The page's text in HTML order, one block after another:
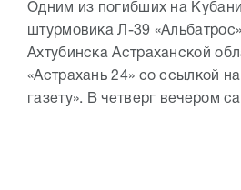
Одним из погибших на
штурмовика Л-39
Ахтубинска Астраханской
«Астрахань 24» со ссылкой
газету». В четверг вечером